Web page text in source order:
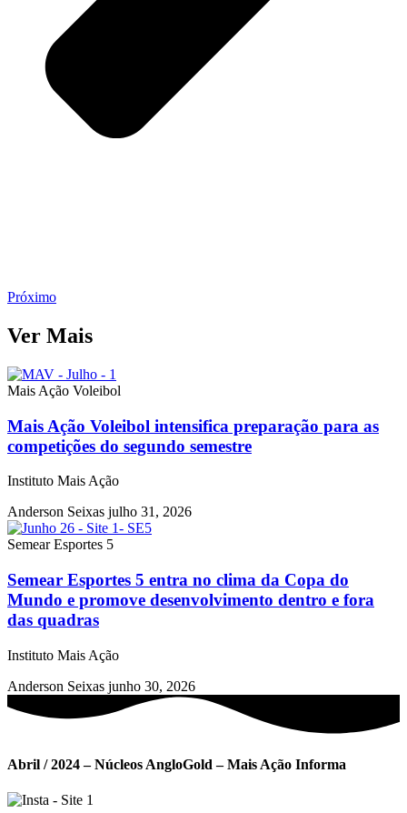
Próximo
Ver Mais
Mais Ação Voleibol
Mais Ação Voleibol intensifica preparação para as
competições do segundo semestre
Instituto Mais Ação
Anderson Seixas julho 31, 2026
Semear Esportes 5
Semear Esportes 5 entra no clima da Copa do
Mundo e promove desenvolvimento dentro e fora
das quadras
Instituto Mais Ação
Anderson Seixas junho 30, 2026
Abril / 2024 – Núcleos AngloGold – Mais Ação Informa